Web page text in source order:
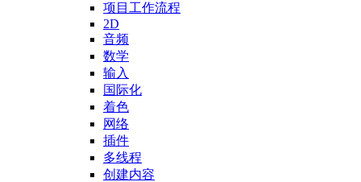
项目工作流程
2D
音频
数学
输入
国际化
着色
网络
插件
多线程
创建内容